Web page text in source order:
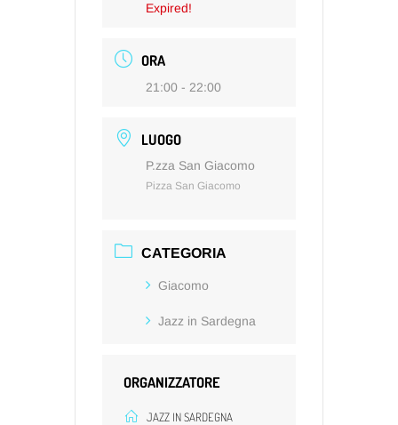
Expired!
ORA
21:00 - 22:00
LUOGO
P.zza San Giacomo
Pizza San Giacomo
CATEGORIA
Giacomo
Jazz in Sardegna
ORGANIZZATORE
JAZZ IN SARDEGNA